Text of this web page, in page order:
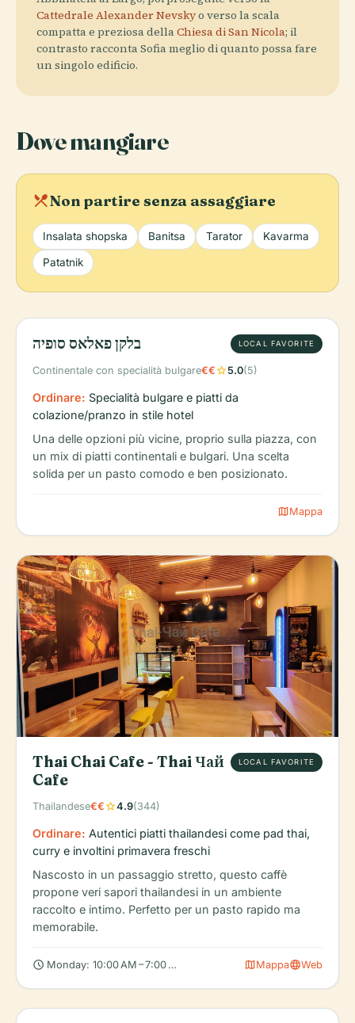
Cattedrale Alexander Nevskyo verso la scala
compatta e preziosa dellaChiesa di San Nicola; il
contrasto racconta Sofia meglio di quanto possa fare
un singolo edificio.
Dove mangiare
local_diningNon partire senza assaggiare
Insalata shopska Banitsa Tarator Kavarma
Patatnik
בלקן פאלאס סופיה LOCAL FAVORITE
Continentale con specialità bulgare€€star5.0(5)
Ordinare: Specialità bulgare e piatti da
colazione/pranzo in stile hotel
Una delle opzioni più vicine, proprio sulla piazza, con
un mix di piatti continentali e bulgari. Una scelta
solida per un pasto comodo e ben posizionato.
mapMappa
Thai Chai Cafe - Thai Чай
Cafe
LOCAL FAVORITE
Thailandese€€star4.9(344)
Ordinare: Autentici piatti thailandesi come pad thai,
curry e involtini primavera freschi
Nascosto in un passaggio stretto, questo caffè
propone veri sapori thailandesi in un ambiente
raccolto e intimo. Perfetto per un pasto rapido ma
memorabile.
schedule Monday: 10:00 AM – 7:00 PM, Tuesday: 10:00 AM – 7:00 PM,
mapMappalanguageWeb